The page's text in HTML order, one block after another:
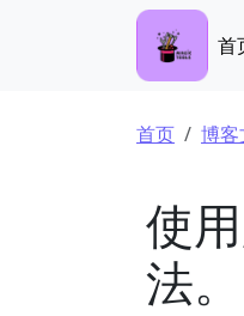
首
面包
首页 博
使
法。